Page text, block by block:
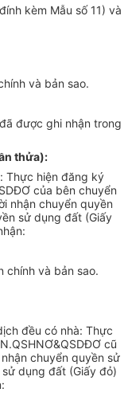
kèm Mẫu số 11) và
và bản sao.
được ghi nhận trong
thửa):
Thực hiện đăng ký
của bên chuyển
nhận chuyển quyền
sử dụng đất (Giấy
chính và bản sao.
đều có nhà: Thực
cũ
chuyển quyền sử
dụng đất (Giấy đỏ)